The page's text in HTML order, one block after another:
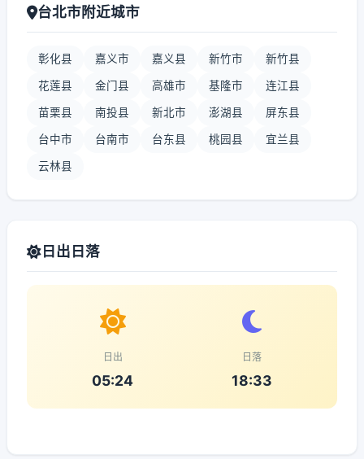
台北市附近城市
彰化县 嘉义市 嘉义县 新竹市 新竹县
花莲县 金门县 高雄市 基隆市 连江县
苗栗县 南投县 新北市 澎湖县 屏东县
台中市 台南市 台东县 桃园县 宜兰县
云林县
日出日落
日出
05:24
日落
18:33